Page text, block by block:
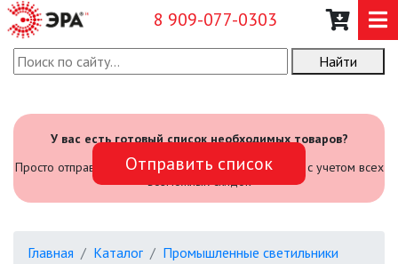
8 909-077-0303
О КОМПАНИИ
САДОВЫЙ ИНВЕНТАРЬ И
ИНСТРУМЕНТЫ
Найти
У вас есть готовый список необходимых товаров?
Просто отправьте его нам и мы посчитаем стоимость с учетом всех
возможных скидок
Отправить список
Главная Каталог
Промышленные светильники